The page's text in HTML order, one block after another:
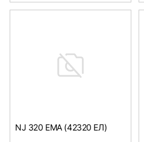
NJ 320 EMA (42320 EЛ)